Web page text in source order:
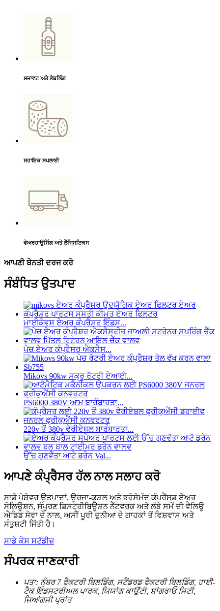
ਸਜਾਵਟ ਅਤੇ ਲੇਬਲਿੰਗ
ਸਹਾਇਕ ਸਪਲਾਈ
ਵੇਅਰਹਾਊਸਿੰਗ ਅਤੇ ਲੌਜਿਸਟਿਕਸ
ਆਪਣੀ ਬੇਨਤੀ ਦਰਜ ਕਰੋ
ਸੰਬੰਧਿਤ ਉਤਪਾਦ
ਮਾਈਕੋਵਸ ਏਅਰ ਕੰਪ੍ਰੈਸਰ ਇੰਡਸ...
ਪੇਚ ਏਅਰ ਕੰਪ੍ਰੈਸਰ ਐਕਸੈਸ...
Mikovs 90kw ਸਕ੍ਰੂ ਰੋਟਰੀ ਏਆਈ...
PS6000 380V ਆਮ ਬਾਰੰਬਾਰਤਾ...
220v ਤੋਂ 380v ਵੇਰੀਏਬਲ ਬਾਰੰਬਾਰਤਾ...
ਉੱਚ ਗੁਣਵੱਤਾ ਆਟੋ ਡਰੇਨ Val...
ਆਪਣੇ ਕੰਪ੍ਰੈਸਰ ਹੱਲ ਨਾਲ ਸਲਾਹ ਕਰੋ
ਸਾਡੇ ਪੇਸ਼ੇਵਰ ਉਤਪਾਦਾਂ, ਊਰਜਾ-ਕੁਸ਼ਲ ਅਤੇ ਭਰੋਸੇਮੰਦ ਕੰਪਰੈੱਸਡ ਏਅਰ
ਸੋਲਿਊਸ਼ਨ, ਸੰਪੂਰਣ ਡਿਸਟ੍ਰੀਬਿਊਸ਼ਨ ਨੈੱਟਵਰਕ ਅਤੇ ਲੰਬੇ ਸਮੇਂ ਦੀ ਵੈਲਿਊ
ਐਡਿਡ ਸੇਵਾ ਦੇ ਨਾਲ, ਅਸੀਂ ਪੂਰੀ ਦੁਨੀਆ ਦੇ ਗਾਹਕਾਂ ਤੋਂ ਵਿਸ਼ਵਾਸ ਅਤੇ
ਸੰਤੁਸ਼ਟੀ ਜਿੱਤੀ ਹੈ।
ਸਾਡੇ ਕੇਸ ਸਟੱਡੀਜ਼
ਸੰਪਰਕ ਜਾਣਕਾਰੀ
ਪਤਾ: ਨੰਬਰ 7 ਫੈਕਟਰੀ ਬਿਲਡਿੰਗ, ਸਟੈਂਡਰਡ ਫੈਕਟਰੀ ਬਿਲਡਿੰਗ, ਹਾਈ-
ਟੈਕ ਇੰਡਸਟਰੀਅਲ ਪਾਰਕ, ​​ਯਿਯਾਂਗ ਕਾਉਂਟੀ, ਸ਼ਾਂਗਰਾਓ ਸਿਟੀ,
ਜਿਆਂਗਸੀ ਪ੍ਰਾਂਤ